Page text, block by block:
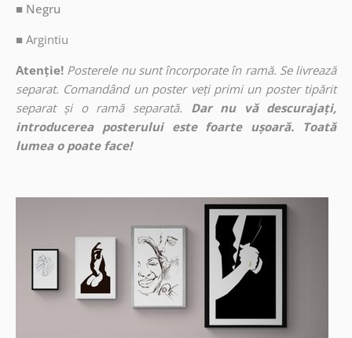
■ Negru
■ Argintiu
Atenție! Posterele nu sunt încorporate în ramă. Se livrează
separat. Comandând un poster veți primi un poster tipărit
separat și o ramă separată.
Dar nu vă descurajați,
introducerea posterului este foarte ușoară. Toată
lumea o poate face!